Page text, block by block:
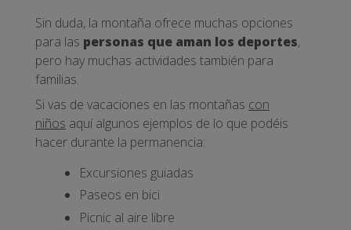
Sin duda, la montaña ofrece muchas opciones
para las personas que aman los deportes,
pero hay muchas actividades también para
familias.
Si vas de vacaciones en las montañas con
niños aquí algunos ejemplos de lo que podéis
hacer durante la permanencia:
Excursiones guiadas
Paseos en bici
Picnic al aire libre